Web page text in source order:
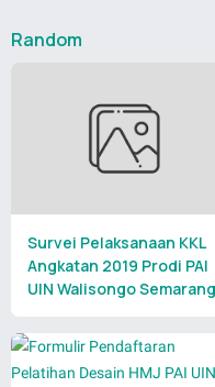
Random
Survei Pelaksanaan KKL
Angkatan 2019 Prodi PAI
UIN Walisongo Semarang